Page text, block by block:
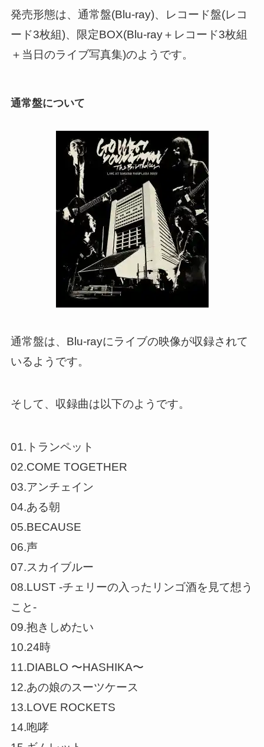
発売形態は、通常盤(Blu-ray)、レコード盤(レコ
ード3枚組)、限定BOX(Blu-ray＋レコード3枚組
＋当日のライブ写真集)のようです。
通常盤について
通常盤は、Blu-rayにライブの映像が収録されて
いるようです。
そして、収録曲は以下のようです。
01.トランペット
02.COME TOGETHER
03.アンチェイン
04.ある朝
05.BECAUSE
06.声
07.スカイブルー
08.LUST -チェリーの入ったリンゴ酒を見て想う
こと-
09.抱きしめたい
10.24時
11.DIABLO 〜HASHIKA〜
12.あの娘のスーツケース
13.LOVE ROCKETS
14.咆哮